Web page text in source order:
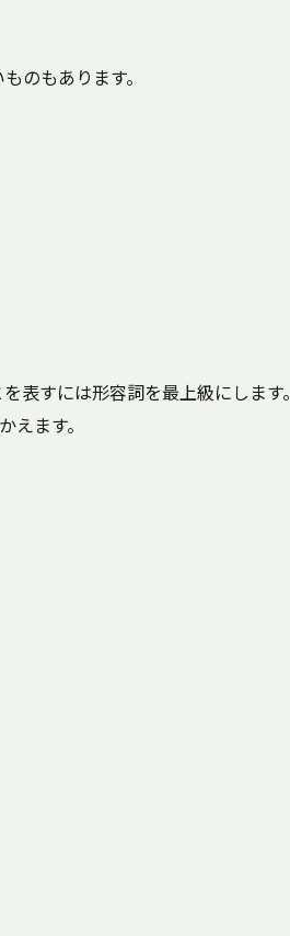
のもあります。
表すには形容詞を最上級にします。
えます。